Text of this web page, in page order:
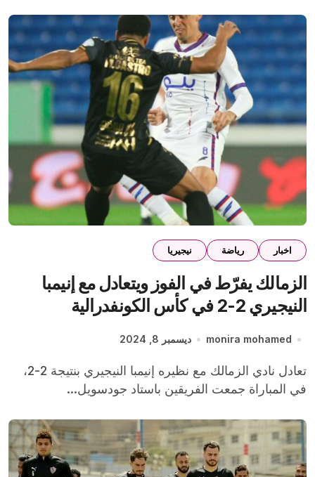
اخبار رياضة نيجيريا
الزمالك يفرّط في الفوز ويتعادل مع إنيمبا
النيجيري 2-2 في كأس الكونفدرالية
monira mohamed ديسمبر 8, 2024
تعادل نادي الزمالك مع نظيره إنيمبا النيجيري بنتيجة 2-2،
في المباراة جمعت الفريقين باستاد جودسويل...